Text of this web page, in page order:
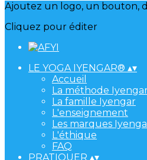
Ajoutez un logo, un bouton,
Cliquez pour éditer
LE YOGA IYENGAR® ▴▾
Accueil
La méthode
La famille Iyengar
L'enseignement
Les marques
L'éthique
FAQ
PRATIQUER ▴▾